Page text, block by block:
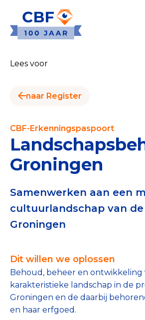
Goede Doelen
CBF-Erkenning aanvragen
Publiek
Veilig geven met het CBF-
Check het CBF-keurmerk
Download de Geef Gerust
Tips bij doneren: zo geef je
Data & Onderzoek
Betrouwbare data over
CBF-publicaties
Lees voor
naar Register
CBF-Erkenningspaspoort
Groningen
Samenwerken aan een
cultuurlandschap van
Groningen
Dit willen we oplossen
Behoud, beheer en ontwikkeling
karakteristieke landschap in de
Groningen en de daarbij
en haar erfgoed.